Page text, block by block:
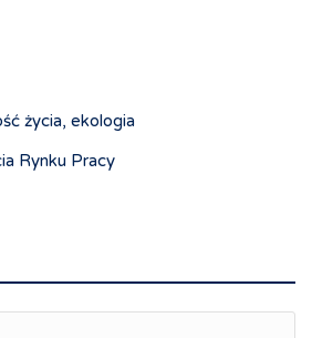
życia, ekologia
Rynku Pracy